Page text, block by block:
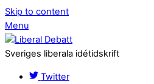
Skip to content
Menu
Sveriges liberala idétidskrift
Twitter